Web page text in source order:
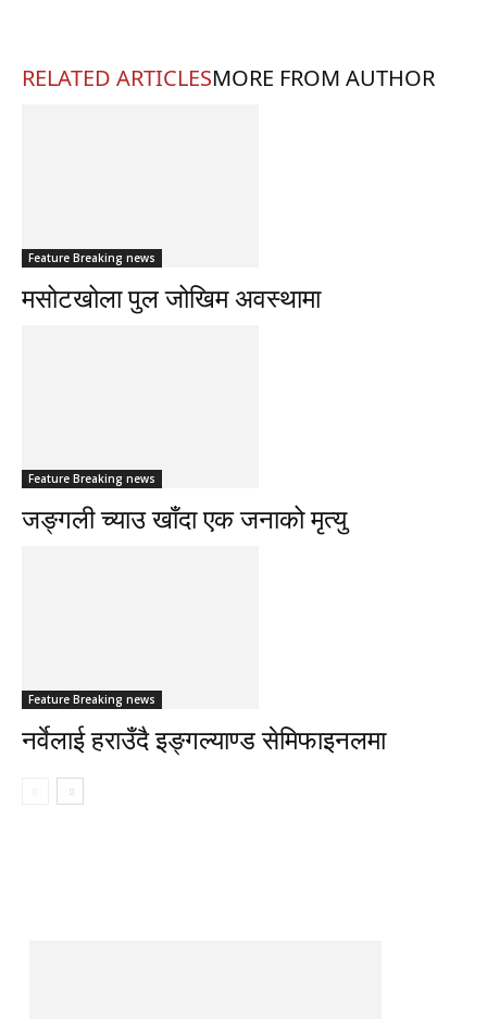
RELATED ARTICLESMORE FROM AUTHOR
Feature Breaking news
मसोटखोला पुल जोखिम अवस्थामा
Feature Breaking news
जङ्गली च्याउ खाँदा एक जनाको मृत्यु
Feature Breaking news
नर्वेलाई हराउँदै इङ्गल्याण्ड सेमिफाइनलमा